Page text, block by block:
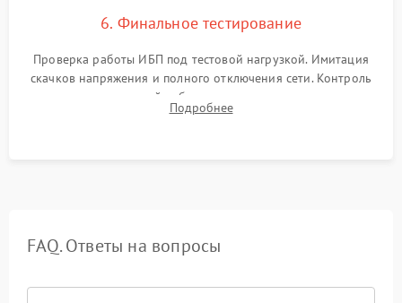
6. Финальное тестирование
Проверка работы ИБП под тестовой нагрузкой. Имитация
скачков напряжения и полного отключения сети. Контроль
времени автономной работы, температурного режима и
корректности формы выходного сигнала.
Подробнее
FAQ. Ответы на вопросы